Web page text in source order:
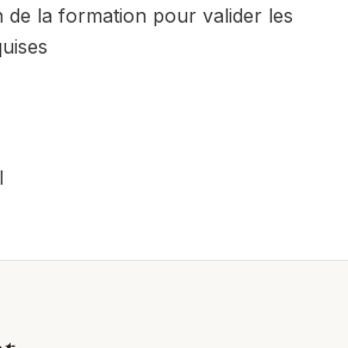
de la formation pour valider les